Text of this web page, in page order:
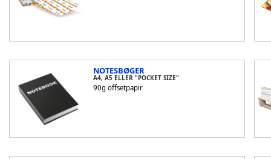
NOTESBØGER
A4, A5 ELLER "POCKET SIZE"
90g offsetpapir